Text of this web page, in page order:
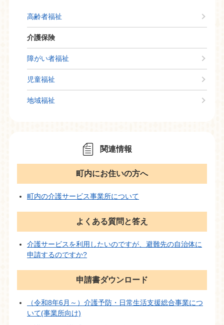
高齢者福祉
介護保険
障がい者福祉
児童福祉
地域福祉
関連情報
町内にお住いの方へ
町内の介護サービス事業所について
よくある質問と答え
介護サービスを利用したいのですが、避難先の自治体に
申請するのですか?
申請書ダウンロード
（令和8年6月～）介護予防・日常生活支援総合事業につ
いて(事業所向け)